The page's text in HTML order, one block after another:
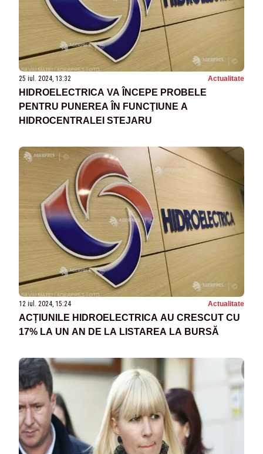
25 iul. 2024, 13:32 Actualitate
HIDROELECTRICA VA ÎNCEPE PROBELE
PENTRU PUNEREA ÎN FUNCŢIUNE A
HIDROCENTRALEI STEJARU
12 iul. 2024, 15:24 Actualitate
ACȚIUNILE HIDROELECTRICA AU CRESCUT CU
17% LA UN AN DE LA LISTAREA LA BURSĂ